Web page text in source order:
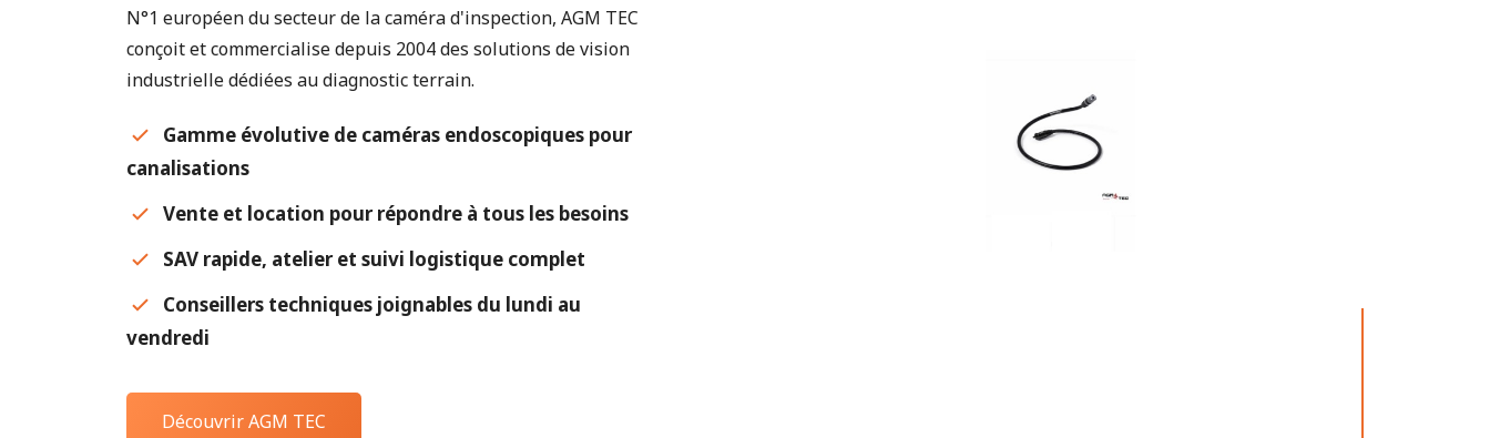
N°1 européen du secteur de la caméra d'inspection, AGM TEC
conçoit et commercialise depuis 2004 des solutions de vision
industrielle dédiées au diagnostic terrain.
Gamme évolutive de caméras endoscopiques pour
canalisations
Vente et location pour répondre à tous les besoins
SAV rapide, atelier et suivi logistique complet
Conseillers techniques joignables du lundi au
vendredi
Découvrir AGM TEC